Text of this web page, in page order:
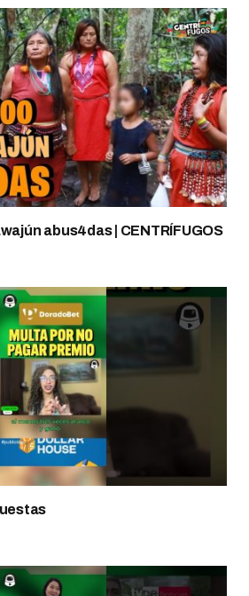
abus4das | CENTRÍFUGOS